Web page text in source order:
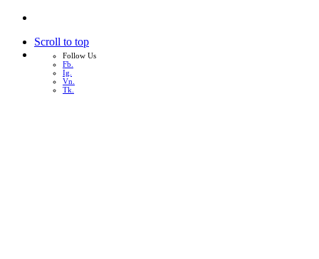
Scroll to top
Follow Us
Fb.
Ig.
Vn.
Tk.